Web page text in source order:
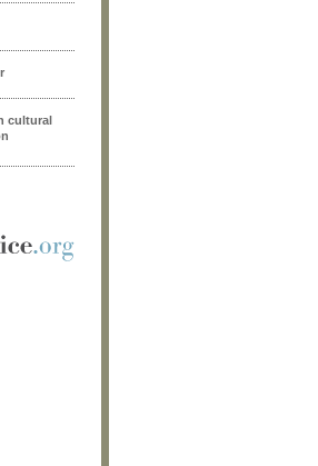
cultural